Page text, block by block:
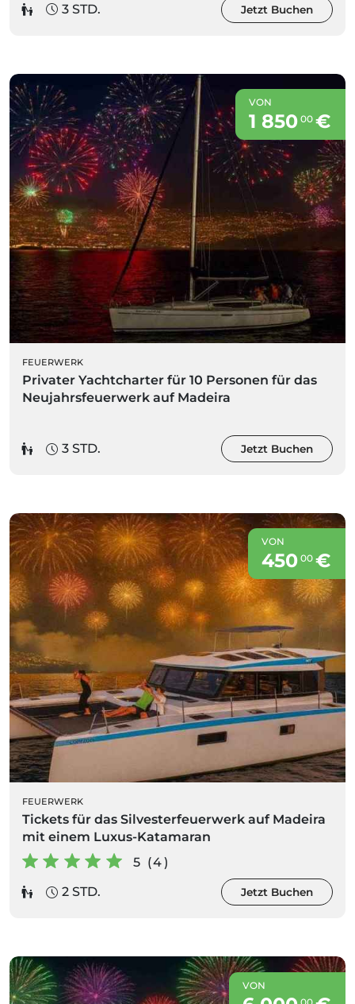
3 STD.
Jetzt Buchen
VON
1 850 00€
FEUERWERK
Privater Yachtcharter für 10 Personen für das
Neujahrsfeuerwerk auf Madeira
3 STD. Jetzt Buchen
VON
450 00€
FEUERWERK
Tickets für das Silvesterfeuerwerk auf Madeira
mit einem Luxus-Katamaran
5 (4)
2 STD.
Jetzt Buchen
VON
00